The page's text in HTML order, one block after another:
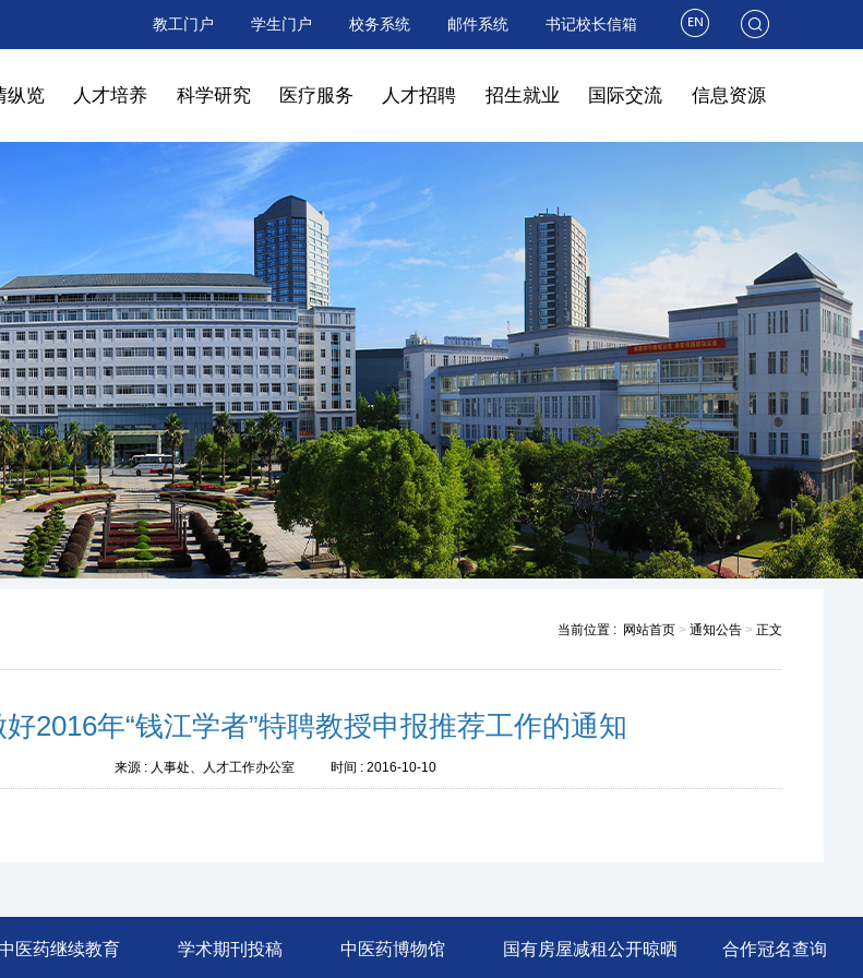
教工门户 学生门户 校务系统 邮件系统 书记校长信箱
纵览 人才培养 科学研究 医疗服务 人才招聘 招生就业 国际交流 信息资源
当前位置 : 网站首页> 通知公告> 正文
好2016年“钱江学者”特聘教授申报推荐工作的通知
来源 : 人事处、人才工作办公室 时间 : 2016-10-10
医药继续教育 学术期刊投稿 中医药博物馆 国有房屋减租公开晾晒 合作冠名查询